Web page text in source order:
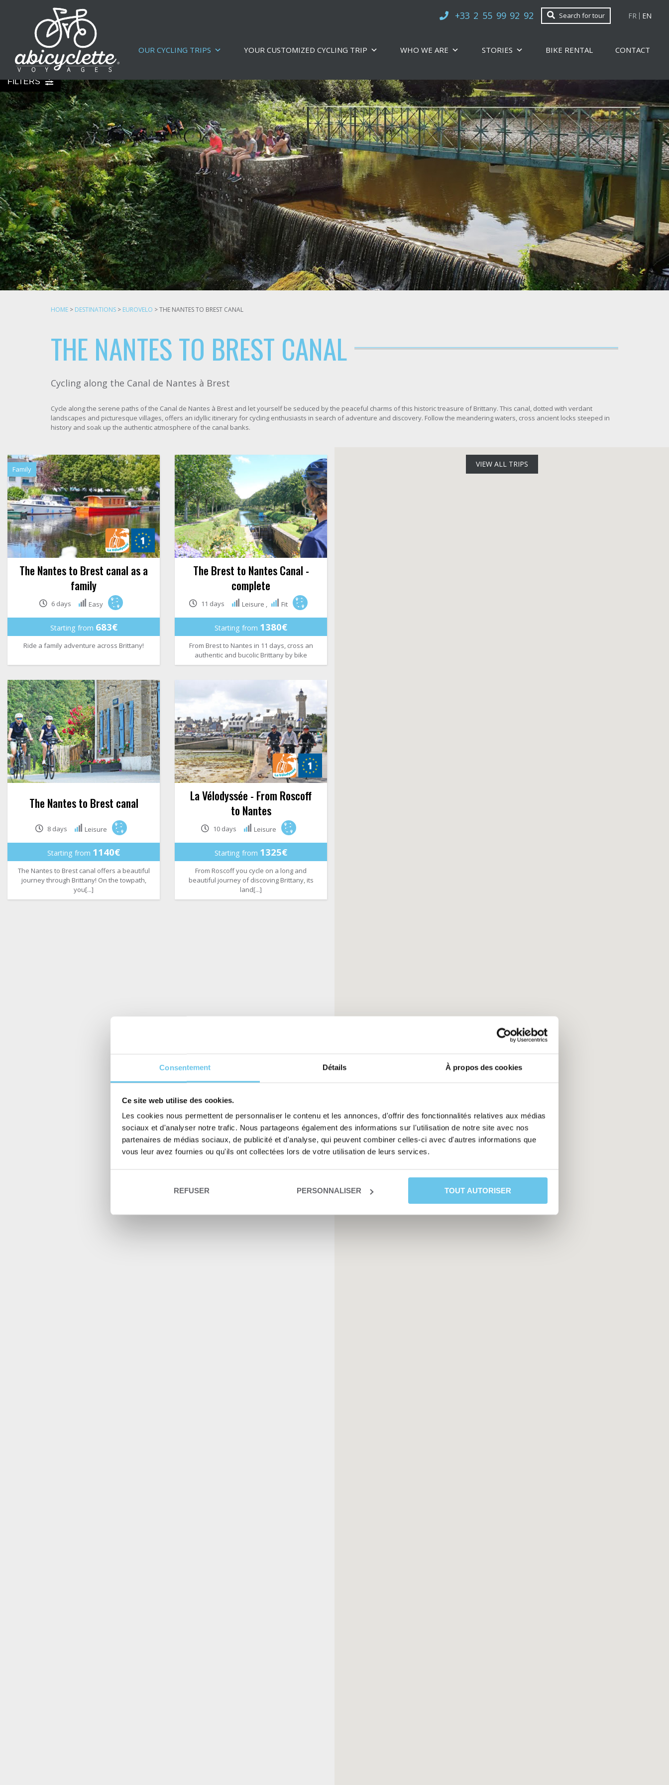
Consentement Détails À propos des cookies
Ce site web utilise des cookies.
Les cookies nous permettent de personnaliser le contenu et les annonces, d'offrir des fonctionnalités relatives aux médias
sociaux et d'analyser notre trafic. Nous partageons également des informations sur l'utilisation de notre site avec nos
partenaires de médias sociaux, de publicité et d'analyse, qui peuvent combiner celles-ci avec d'autres informations que
vous leur avez fournies ou qu'ils ont collectées lors de votre utilisation de leurs services.
REFUSER PERSONNALISER TOUT AUTORISER
+33 2 55 99 92 92 Search for tour FR EN
OUR CYCLING TRIPS YOUR CUSTOMIZED CYCLING TRIP WHO WE ARE STORIES BIKE RENTAL CONTACT
HOME > DESTINATIONS > EUROVELO >THE NANTES TO BREST CANAL
THE NANTES TO BREST CANAL
Cycling along the Canal de Nantes à Brest
Cycle along the serene paths of the Canal de Nantes à Brest and let yourself be seduced by the peaceful charms of this historic treasure of Brittany. This canal, dotted with verdant
landscapes and picturesque villages, offers an idyllic itinerary for cycling enthusiasts in search of adventure and discovery. Follow the meandering waters, cross ancient locks steeped in
history and soak up the authentic atmosphere of the canal banks.
FILTERS
Family
The Nantes to Brest canal as a
family
6 days Easy
Starting from 683€
Ride a family adventure across Brittany!
The Brest to Nantes Canal -
complete
11 days Leisure , Fit
Starting from 1380€
From Brest to Nantes in 11 days, cross an
authentic and bucolic Brittany by bike
The Nantes to Brest canal
8 days Leisure
Starting from 1140€
The Nantes to Brest canal offers a beautiful
journey through Brittany! On the towpath,
you[...]
La Vélodyssée - From Roscoff
to Nantes
10 days Leisure
Starting from 1325€
From Roscoff you cycle on a long and
beautiful journey of discoving Brittany, its
land[...]
VIEW ALL TRIPS